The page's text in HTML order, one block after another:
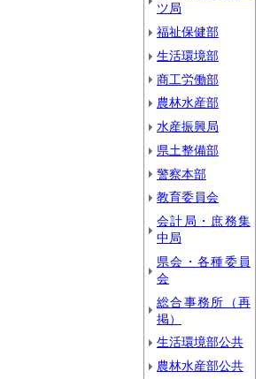
ツ局
福祉保健部
生活環境部
商工労働部
農林水産部
水産振興局
県土整備部
警察本部
教育委員会
会計局・庶務集
中局
県会・各種委員
会
総合事務所（再
掲）
生活環境部公共
農林水産部公共